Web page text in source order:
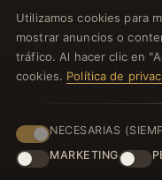
Utilizamos cookies para
mostrar anuncios o
tráfico. Al hacer clic en
cookies. Política de
NECESARIAS
MARKETING
Nuevos productos
Ofertas especiales
Blog
Iniciar sesión